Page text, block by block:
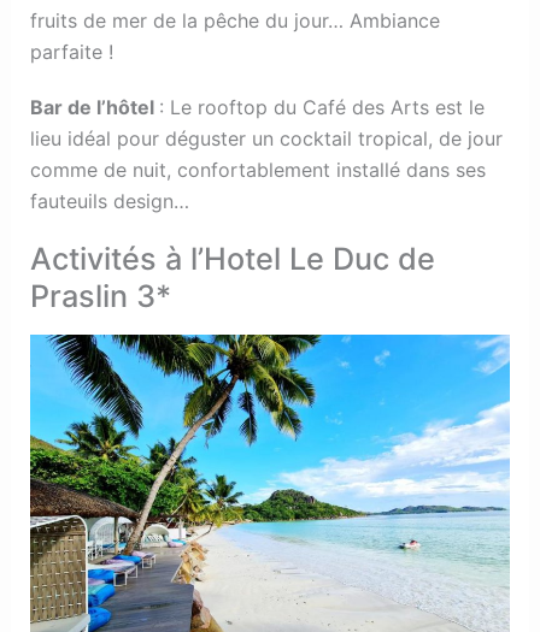
fruits de mer de la pêche du jour… Ambiance
parfaite !
Bar de l’hôtel : Le rooftop du Café des Arts est le
lieu idéal pour déguster un cocktail tropical, de jour
comme de nuit, confortablement installé dans ses
fauteuils design…
Activités à l’Hotel Le Duc de
Praslin 3*